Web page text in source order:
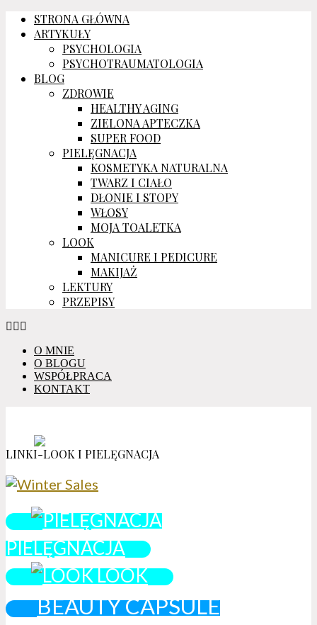
STRONA GŁÓWNA
ARTYKUŁY
PSYCHOLOGIA
PSYCHOTRAUMATOLOGIA
BLOG
ZDROWIE
HEALTHY AGING
ZIELONA APTECZKA
SUPER FOOD
PIELĘGNACJA
KOSMETYKA NATURALNA
TWARZ I CIAŁO
DŁONIE I STOPY
WŁOSY
MOJA TOALETKA
LOOK
MANICURE I PEDICURE
MAKIJAŻ
LEKTURY
PRZEPISY
O MNIE
O BLOGU
WSPÓŁPRACA
KONTAKT
LINKI-LOOK I PIELĘGNACJA
PIELĘGNACJA
LOOK
BEAUTY CAPSULE